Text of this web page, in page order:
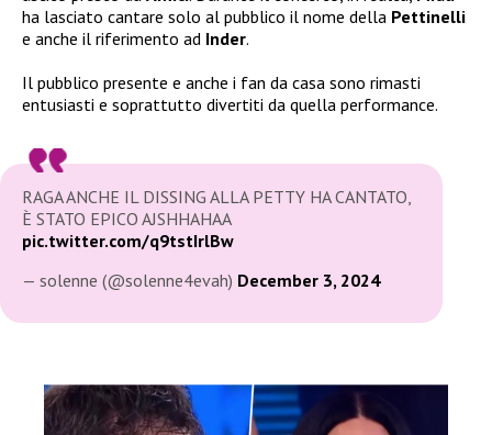
ha lasciato cantare solo al pubblico il nome della Pettinelli
e anche il riferimento ad Inder.
Il pubblico presente e anche i fan da casa sono rimasti
entusiasti e soprattutto divertiti da quella performance.
RAGA ANCHE IL DISSING ALLA PETTY HA CANTATO,
È STATO EPICO AJSHHAHAA
pic.twitter.com/q9tstIrlBw
— solenne (@solenne4evah) December 3, 2024